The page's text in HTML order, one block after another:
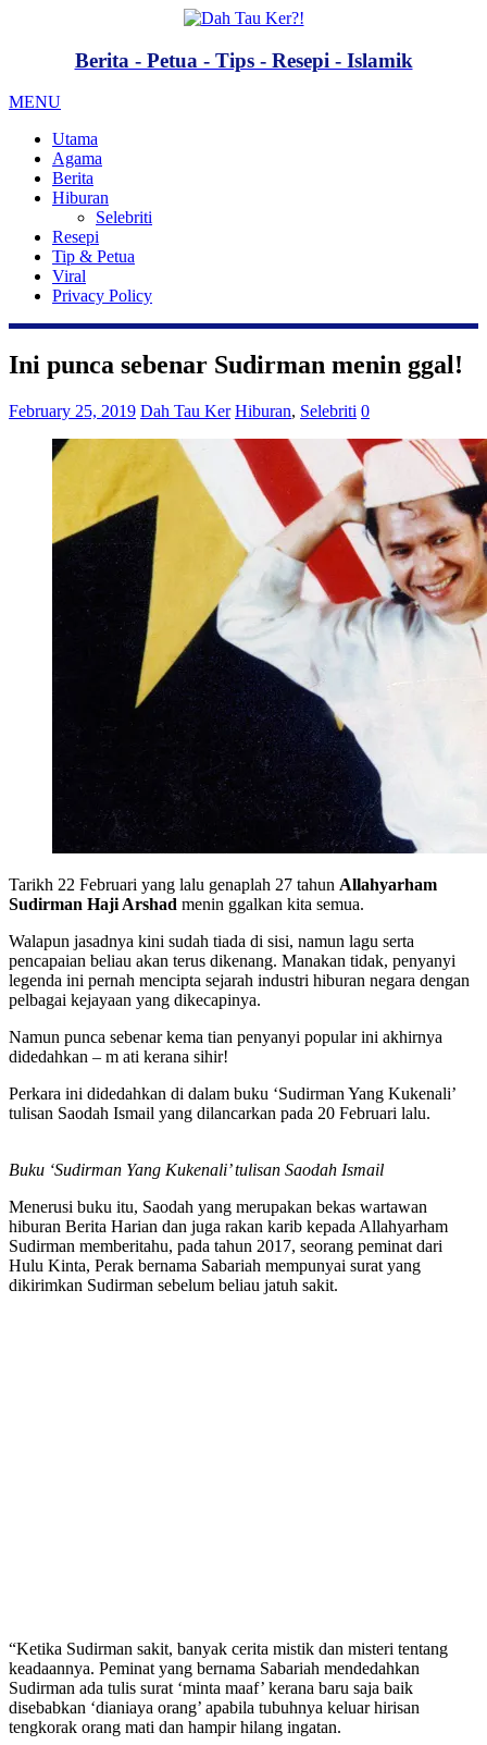
Berita - Petua - Tips - Resepi - Islamik
MENU
Utama
Agama
Berita
Hiburan
Selebriti
Resepi
Tip & Petua
Viral
Privacy Policy
Ini punca sebenar Sudirman menin ggal!
February 25, 2019 Dah Tau Ker Hiburan, Selebriti 0
Tarikh 22 Februari yang lalu genaplah 27 tahun Allahyarham
Sudirman Haji Arshad menin ggalkan kita semua.
Walapun jasadnya kini sudah tiada di sisi, namun lagu serta
pencapaian beliau akan terus dikenang. Manakan tidak, penyanyi
legenda ini pernah mencipta sejarah industri hiburan negara dengan
pelbagai kejayaan yang dikecapinya.
Namun punca sebenar kema tian penyanyi popular ini akhirnya
didedahkan – m ati kerana sihir!
Perkara ini didedahkan di dalam buku ‘Sudirman Yang Kukenali’
tulisan Saodah Ismail yang dilancarkan pada 20 Februari lalu.
Buku ‘Sudirman Yang Kukenali’ tulisan Saodah Ismail
Menerusi buku itu, Saodah yang merupakan bekas wartawan
hiburan Berita Harian dan juga rakan karib kepada Allahyarham
Sudirman memberitahu, pada tahun 2017, seorang peminat dari
Hulu Kinta, Perak bernama Sabariah mempunyai surat yang
dikirimkan Sudirman sebelum beliau jatuh sakit.
“Ketika Sudirman sakit, banyak cerita mistik dan misteri tentang
keadaannya. Peminat yang bernama Sabariah mendedahkan
Sudirman ada tulis surat ‘minta maaf’ kerana baru saja baik
disebabkan ‘dianiaya orang’ apabila tubuhnya keluar hirisan
tengkorak orang mati dan hampir hilang ingatan.